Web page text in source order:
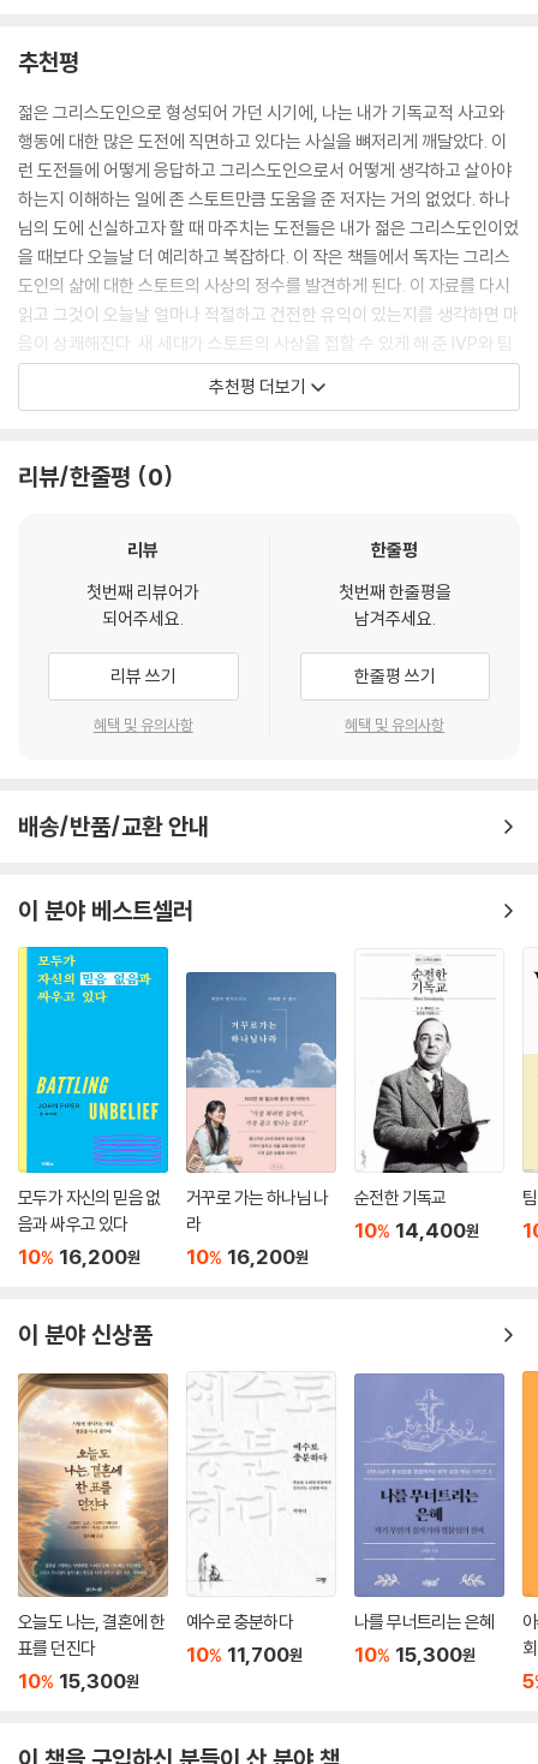
가치가 없는 사람으로 여긴다고 말하는 셈이다. 하지만 귀 기울일 가치가
있다. 바로 마귀와 그의 추종자들이다. 분별력과 판단력을 가지고 귀 기울
이며, 누구의 말을 들을지 주의 깊게 선택하는 것이 지혜의 본질이다. 그렇
게 하지 않아서 우리의 첫 조상이 에덴동산에서 어리석은 행동을 하고 만
것이다.…하나님과 우리 동료 인간들에게 귀 기울이고자 시간을 내는 것은
예의와 존중의 표시로 시작해, 상호 이해를 돕고 관계를 깊게 만드는 수단
으로 이어지며, 무엇보다도 그리스도인의 겸손과 사랑의 진정한 표시다.
---「1 듣는 귀」중에서
그렇다면 우리는 우리도 모르게 무분별함을 예찬하거나 조금이라도 반지
성주의를 따르고 지적으로 태만했던 죄를 회개해야 한다. 이런 것들은 부
정적이고 속박하며 파괴적이다. 또한 하나님을 모욕하고, 그분의 백성을
사용하는 것은 하나님을 영화롭게 하고, 그분의 백성을 풍요롭게 하며, 세
상에서 우리가 증언하는 바를 강화시킨다.
그분은 우리에게 관심이 있으시다. 즉 우리의 집과 가족, 친구들, 우리의 일
과 취미, 우리의 시민권과 우리가 속한 사회에 관심을 갖고 계신다. 그러므
미친다. 하나님을 한쪽으로 소외시키거나 우리 삶의 비종교적인 부분에서
그분을 밀어내려고 해서는 안 된다. 우리의 소명, 즉 하나님의 부르심에는
이런 것들이 포함되어 있다는 것을 기억해야 한다. 이런 것들 안에서 우리
셋째, 사랑은 행동을 낳는다. 사랑이 성령의 첫 번째 열매이고 희락과 화평
문이다. 사랑은 성애(性愛)이기는커녕 단순한 낭만도 아니다. 그것은 심
지어 순수한 감상이나 감정도 아니다. 추상적으로 들리지만 그것은 적극적
인 태도와 구체적인 행동, 즉 ‘오래 참음’ ‘자비’ ‘양선’으로 이끈다. 그리고
러시아 소설가 표도르 도스토옙스키(Fyodor Dostoyevsky)가 썼다고
생각되는 말처럼, “행동하는 사랑은 꿈꾸는 사랑보다 훨씬 더 굉장한 것이
다.” 사랑은 개인적인 대가를 얼마나 지불하든 언제나 다른 사람의 진정한
행복을 추구하는 것이기 때문이다.
---「4 성령의 첫 번째 열매」중에서
이 책을 결론 맺으면서 나는 균형 잡힌 성경적 기독교에 초점을 맞추고자
한다. 요즘은 어느 영역에서나 균형을 찾아보기 힘들다. 특히 그리스도를
따른다고 고백하는 우리 가운데서는 더욱 그렇다.??마귀에 대한 한 가지
사실은 그가 광적이며 모든 상식과 중용과 균형의 원수라는 점이다. 그가
좋아하는 소일거리 중 하나는 그리스도인들이 균형을 잃도록 하는 것이다.
스도를 왜곡하도록 할 것이다. 그 결과, 한쪽으로 치우친 기독교가 널리 퍼
분히 강조하지 않는다. 지금과 아직 사이의 긴장을 균형 있게 파악하는 것
은 기독교가 하나 되는 데, 특히 복음주의 신자들이 좀더 아름다운 조화를
이루는 데 매우 도움이 될 것이다.
---「시리즈 결론」중에서
‘시대를 산다’(contemporary)는 것은 현재 속에서 산다는 뜻이다. 그러
나 존 스토트의 『시대를 사는 그리스도인』은 출간된 지 사반세기 이상 지
난 이후의 독자들에게는 더 이상 시대를 사는 것처럼 보이지 않을 수도 있
다. 하지만 이 책에서 존 스토트가 다루는 쟁점들은 처음 쓰였을 때와 마찬
가지로 오늘날에도 전적으로 적실하다. 문제는 어떻게 새 세대의 독자들이
이 중대한 저술에 접근하기 쉽도록 만들 것인가였다. 이 시리즈는 기존 책
을 다섯 가지 주요 주제에 기초하여 여러 권의 작은 책들로 나누고, 21세기
독자가 공감할 수 있는 최신 단어들로 개정하면서도 원본에 있는 저자의
사고 흐름과 문체를 유지하기 위해 매우 주의를 기울였다. 그리고 반성과
응답을 돕기 위해 각 장 끝에 현재 기독교 베스트셀러 저자 팀 체스터가 만
든 질문들을 덧붙였다.
며, 그에 덧붙여 그리스도인들이 더 적게 말하고 더 많이 들어야 할 필요성
세상에 하나님의 말씀을 효과적으로 전할 것을 도전한다.
추천평
젊은 그리스도인으로 형성되어 가던 시기에, 나는 내가 기독교적 사고와
행동에 대한 많은 도전에 직면하고 있다는 사실을 뼈저리게 깨달았다. 이
런 도전들에 어떻게 응답하고 그리스도인으로서 어떻게 생각하고 살아야
하는지 이해하는 일에 존 스토트만큼 도움을 준 저자는 거의 없었다. 하나
님의 도에 신실하고자 할 때 마주치는 도전들은 내가 젊은 그리스도인이었
을 때보다 오늘날 더 예리하고 복잡하다. 이 작은 책들에서 독자는 그리스
도인의 삶에 대한 스토트의 사상의 정수를 발견하게 된다. 이 자료를 다시
읽고 그것이 오늘날 얼마나 적절하고 건전한 유익이 있는지를 생각하면 마
음이 상쾌해진다. 새 세대가 스토트의 사상을 접할 수 있게 해 준 IVP와 팀
체스터에게 감사한다.
- 아지드 페르난도 (스리랑카 Youth for Christ 교육 책임자)
과학기술의 발달로 이전 어느 때보다 더 많은 음성이 우리의 주의를 끌기
두 가지 면에서 유명하다. 스토트는 하나님을 위해 신실하게 살기 위해 하
나님께 주의 깊게 귀 기울이는 법을 가르쳤다. 그리고 스토트는 하나님의
목적들을 명료하게 전달하기 위해 세상에 민감하게 귀 기울이는 법에 대한
사는 그리스도인』이 새로운 세대의 독자들을 위해 시리즈라는 새로운 체
제로 주의 깊게 개정된 것은 감격스러운 일이다. 이 책을 읽을 때, 우리가
잘 들을 수 있기를!
기쁘며, 앞으로도 수십 년은 더 그러기를 바란다. 스토트가 하나님의 말씀
에 신실한 동시에, 하나님의 일하심이라는 드라마가 상연되는 그분의 세상
곧 세속화된 서구 사회에 적실하고자 분투하는 방식은 우리에게 모범이 된
다. 특히 우리가 처한 다양한 상황 속에서 교회를 섬기도록 안수받은 사람
들에게는 더욱 그렇다. 저자와 동일하게, 하나님의 말씀과 하나님의 세상
에 집중적으로 귀를 기울이며 하나님의 음성을 듣고 하나님께 순종하려는
모든 이에게 『시대를 사는 그리스도인』 시리즈를 적극 추천한다.
- 데이비드 색 니링기예 (The Church: God’s Pilgrim People 저자)
어린아이가 수백 개의 퍼즐 조각 앞에서 기가 질린 모습을 상상해 보라. 도
저히 그 조각들을 맞출 수가 없다! 그런데 어느 친절한 아저씨가 와서 퍼즐
전체를 한 조각 한 조각 맞출 수 있도록 옆에서 도와준다고 생각해 보라. 존
는 사람들에게, 그는 곁에서 동행하면서 명확함과 통찰이라는 그의 어마어
을 이해한다는 것이 무슨 의미인지 밝혀내게 해 준다. 각 장 끝에 팀 체스터
의 질문들이 실린 것은 큰 축복이다. 그 질문들은 우리가 내딛는 한 걸음 한
걸음을 충분히 생각하고 내면화시키도록 도와준다.
- 리코 타이스 (런던 랭엄 플레이스 올 소울스 교회의 복음전도 담당 선임 사역자,『기
독교 탐사』 공동저자)
새로운 세대가 이제 이 풍성한 가르침의 유익을 누릴 수 있으리라는 것이
제나 그렇듯이, 이 책은 성경에 대한 신실한 해설, 세상에 대한 철저한 참
여, 우리 삶을 위한 도전적 적용의 멋진 혼합이다.
추천평 더보기
리뷰/한줄평 0
리뷰
첫번째 리뷰어가
되어주세요.
리뷰 쓰기
혜택 및 유의사항
한줄평
첫번째 한줄평을
남겨주세요.
한줄평 쓰기
혜택 및 유의사항
배송/반품/교환 안내
이 분야 베스트셀러
모두가 자신의 믿음 없
음과 싸우고 있다
10% 16,200원
거꾸로 가는 하나님 나
라
10% 16,200원
순전한 기독교
10% 14,400원
이 분야 신상품
오늘도 나는, 결혼에 한
표를 던진다
10% 15,300원
예수로 충분하다
10% 11,700원
나를 무너트리는 은혜
10% 15,300원
회
5